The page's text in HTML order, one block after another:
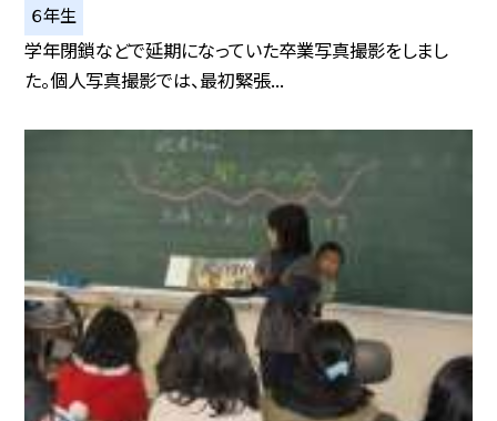
６年生
学年閉鎖などで延期になっていた卒業写真撮影をしまし
た。個人写真撮影では、最初緊張...